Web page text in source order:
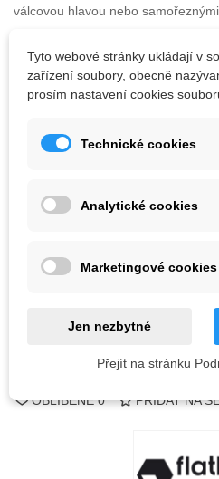
válcovou hlavou nebo samořeznými
Barva
Poslední kus skladem1 ks
OBLÍBENÉ 0 PŘIDAT NA
Tyto webové stránky ukládají v
zařízení soubory, obecně
prosím nastavení cookies
Technické cookies
Analytické cookies
Marketingové cookies
Jen nezbytné
Přejít na stránku